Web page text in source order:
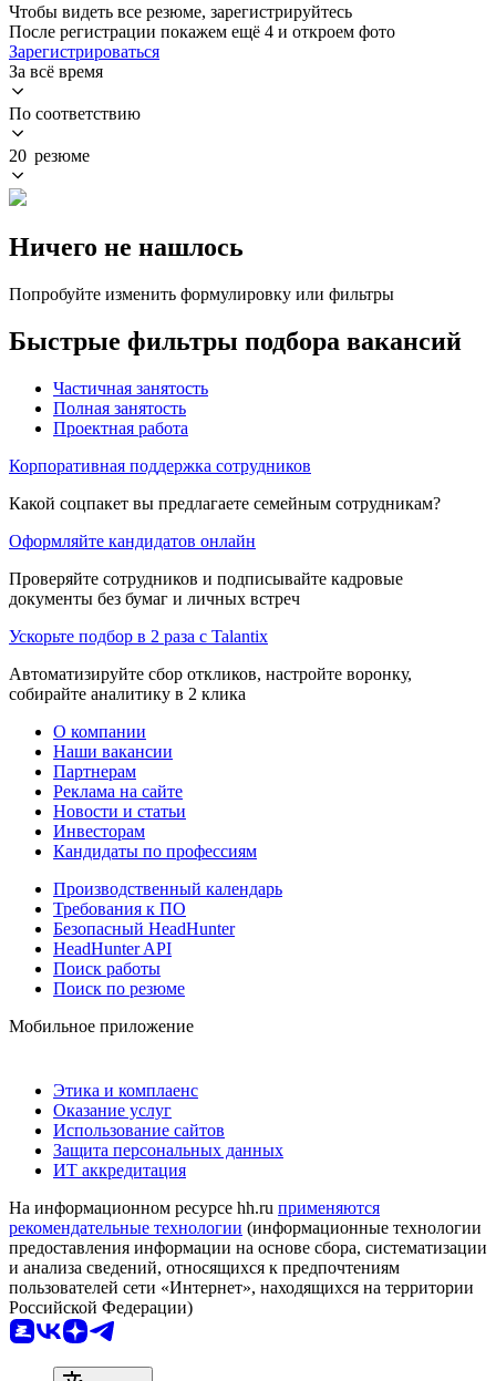
Чтобы видеть все резюме, зарегистрируйтесь
После регистрации покажем ещё 4 и откроем фото
Зарегистрироваться
За всё время
По соответствию
20 резюме
Ничего не нашлось
Попробуйте изменить формулировку или фильтры
Быстрые фильтры подбора вакансий
Частичная занятость
Полная занятость
Проектная работа
Корпоративная поддержка сотрудников
Какой соцпакет вы предлагаете семейным сотрудникам?
Оформляйте кандидатов онлайн
Проверяйте сотрудников и подписывайте кадровые
документы без бумаг и личных встреч
Ускорьте подбор в 2 раза с Talantix
Автоматизируйте сбор откликов, настройте воронку,
собирайте аналитику в 2 клика
О компании
Наши вакансии
Партнерам
Реклама на сайте
Новости и статьи
Инвесторам
Кандидаты по профессиям
Производственный календарь
Требования к ПО
Безопасный HeadHunter
HeadHunter API
Поиск работы
Поиск по резюме
Мобильное приложение
Этика и комплаенс
Оказание услуг
Использование сайтов
Защита персональных данных
ИТ аккредитация
На информационном ресурсе hh.ru применяются
рекомендательные технологии (информационные технологии
предоставления информации на основе сбора, систематизации
и анализа сведений, относящихся к предпочтениям
пользователей сети «Интернет», находящихся на территории
Российской Федерации)